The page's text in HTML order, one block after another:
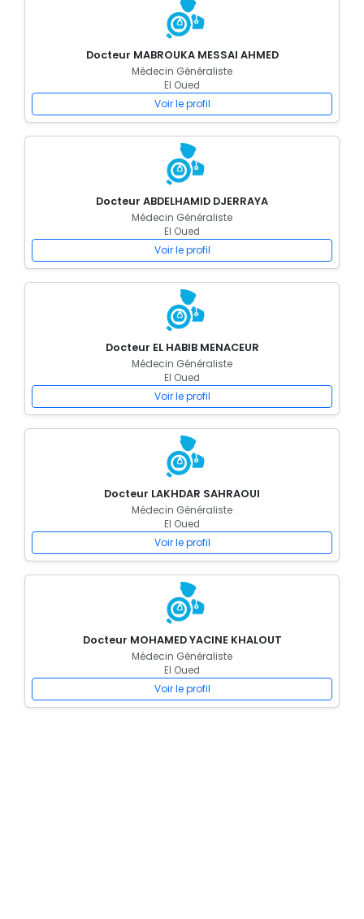
Docteur MABROUKA MESSAI AHMED
Médecin Généraliste
El Oued
Voir le profil
Docteur ABDELHAMID DJERRAYA
Médecin Généraliste
El Oued
Voir le profil
Docteur EL HABIB MENACEUR
Médecin Généraliste
El Oued
Voir le profil
Docteur LAKHDAR SAHRAOUI
Médecin Généraliste
El Oued
Voir le profil
Docteur MOHAMED YACINE KHALOUT
Médecin Généraliste
El Oued
Voir le profil